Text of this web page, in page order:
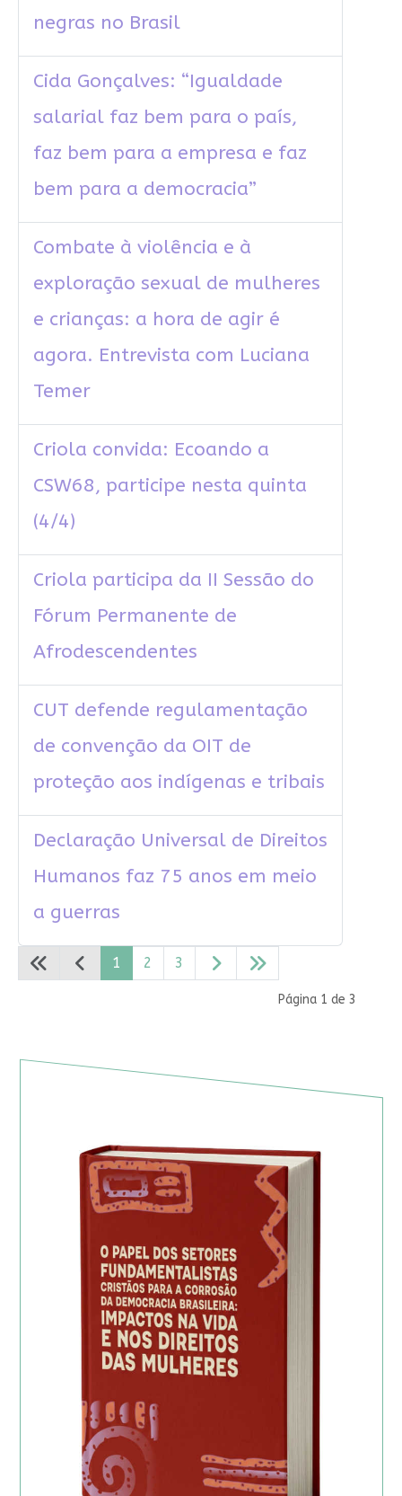
negras no Brasil
Cida Gonçalves: “Igualdade
salarial faz bem para o país,
faz bem para a empresa e faz
bem para a democracia”
Combate à violência e à
exploração sexual de mulheres
e crianças: a hora de agir é
agora. Entrevista com Luciana
Temer
Criola convida: Ecoando a
CSW68, participe nesta quinta
(4/4)
Criola participa da II Sessão do
Fórum Permanente de
Afrodescendentes
CUT defende regulamentação
de convenção da OIT de
proteção aos indígenas e tribais
Declaração Universal de Direitos
Humanos faz 75 anos em meio
a guerras
Página 1 de 3
1 2 3